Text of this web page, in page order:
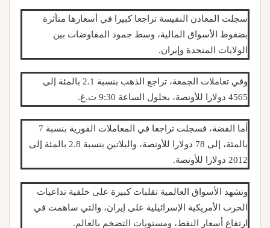
سجلت المعادن النفيسة تراجعا كبيرا في أسعارها متأثرة
بضغوط الأسواق المالية، وسط جمود المفاوضات بين
الولايات المتحدة وإيران.
وفي تعاملات الجمعة، تراجع الذهب بنسبة 2.1 بالمئة إلى
4565 دولارا للأونصة، بحلول الساعة 9:30 ت.غ.
أما الفضة، فسجلت تراجعا في المعاملات الفورية بنسبة 7
بالمئة، إلى 78 دولارا للأونصة، والبلاتين بنسبة 2.8 بالمئة إلى
2012 دولارا للأونصة.
وتشهد الأسواق العالمية تقلبات كبيرة على خلفية تداعيات
الحرب الأمريكية الإسرائيلية على إيران، والتي ساهمت في
ارتفاع أسعار النفط، ومستويات التضخم بالعالم.